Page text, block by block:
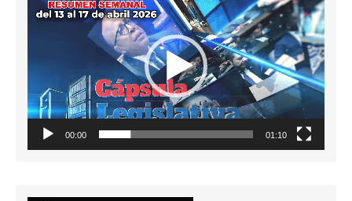
vídeo
00:00 01:10